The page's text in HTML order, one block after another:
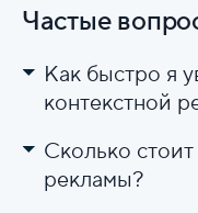
Частые
Как быстро я
контекстной
Сколько
рекламы?